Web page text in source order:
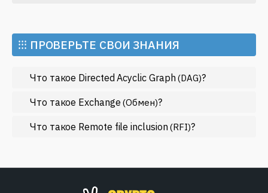
Майнинг
Метавселенные
Регулирование
Рынок и события
Экономика
МЕНЬШЕ
⁝⁝⁝ ПРОВЕРЬТЕ СВОИ ЗНАНИЯ
Что такое Directed Acyclic Graph(DAG)?
Что такое Exchange(Обмен)?
Что такое Remote file inclusion(RFI)?